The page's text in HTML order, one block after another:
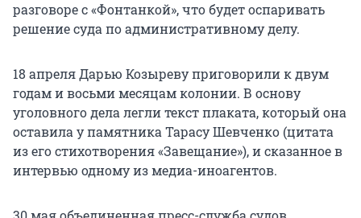
разговоре с «Фонтанкой», что будет оспаривать
решение суда по административному делу.
18 апреля Дарью Козыреву приговорили к двум
годам и восьми месяцам колонии. В основу
уголовного дела легли текст плаката, который она
оставила у памятника Тарасу Шевченко (цитата
из его стихотворения «Завещание»), и сказанное в
интервью одному из медиа-иноагентов.